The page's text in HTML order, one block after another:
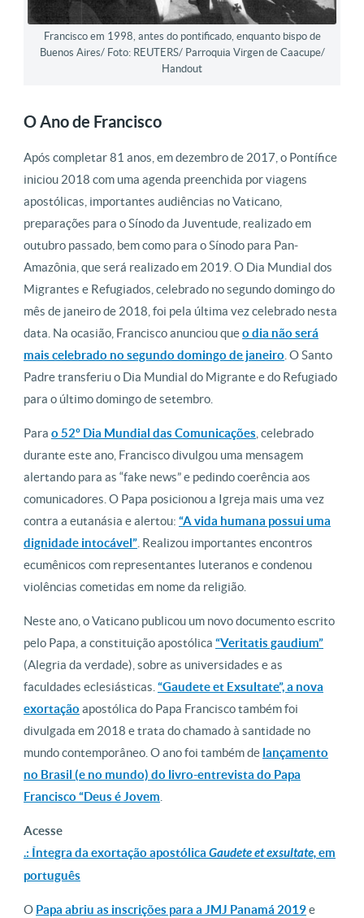
Francisco em 1998, antes do pontificado, enquanto bispo de
Buenos Aires/ Foto: REUTERS/ Parroquia Virgen de Caacupe/
Handout
O Ano de Francisco
Após completar 81 anos, em dezembro de 2017, o Pontífice
iniciou 2018 com uma agenda preenchida por viagens
apostólicas, importantes audiências no Vaticano,
preparações para o Sínodo da Juventude, realizado em
outubro passado, bem como para o Sínodo para Pan-
Amazônia, que será realizado em 2019. O Dia Mundial dos
Migrantes e Refugiados, celebrado no segundo domingo do
mês de janeiro de 2018, foi pela última vez celebrado nesta
data. Na ocasião, Francisco anunciou queo dia não será
mais celebrado no segundo domingo de janeiro. O Santo
Padre transferiu o Dia Mundial do Migrante e do Refugiado
para o último domingo de setembro.
Para o 52º Dia Mundial das Comunicações, celebrado
durante este ano, Francisco divulgou uma mensagem
alertando para as “fake news” e pedindo coerência aos
comunicadores. O Papa posicionou a Igreja mais uma vez
contra a eutanásia e alertou: “A vida humana possui uma
dignidade intocável”. Realizou importantes encontros
ecumênicos com representantes luteranos e condenou
violências cometidas em nome da religião.
Neste ano, o Vaticano publicou um novo documento escrito
pelo Papa, a constituição apostólica “Veritatis gaudium”
(Alegria da verdade), sobre as universidades e as
faculdades eclesiásticas.“Gaudete et Exsultate”, a nova
exortação apostólica do Papa Francisco também foi
divulgada em 2018 e trata do chamado à santidade no
mundo contemporâneo. O ano foi também de lançamento
no Brasil (e no mundo) do livro-entrevista do Papa
Francisco “Deus é Jovem.
Acesse
.: Íntegra da exortação apostólica Gaudete et exsultate,em
português
O Papa abriu as inscrições para a JMJ Panamá 2019e